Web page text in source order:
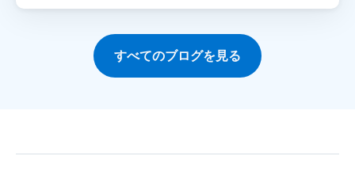
すべてのブログを見る